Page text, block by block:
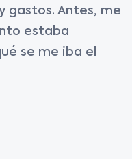
gastos. Antes, me
estaba
se me iba el